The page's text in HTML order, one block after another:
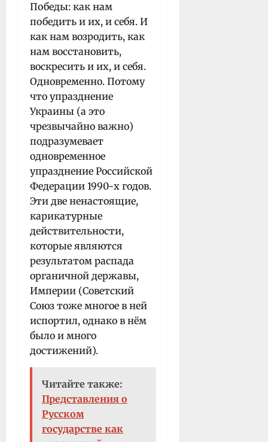
Победы: как нам
победить и их, и себя. И
как нам возродить, как
нам восстановить,
воскресить и их, и себя.
Одновременно. Потому
что упразднение
Украины (а это
чрезвычайно важно)
подразумевает
одновременное
упразднение Российской
Федерации 1990-х годов.
Эти две ненастоящие,
карикатурные
действительности,
которые являются
результатом распада
органичной державы,
Империи (Советский
Союз тоже многое в ней
испортил, однако в нём
было и много
достижений).
Читайте также:
Представления о
Русском
государстве как